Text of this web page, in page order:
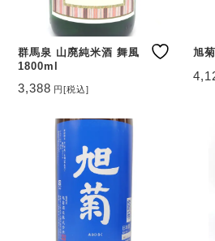
群馬泉 山廃純米酒 舞風
1800ml
3,388 円 [税込]
旭